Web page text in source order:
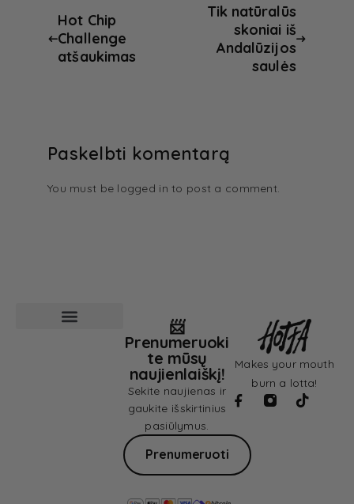
Hot Chip
Challenge
atšaukimas
Tik natūralūs
skoniai iš
Andalūzijos
saulės
Paskelbti komentarą
You must be logged in to post a comment.
Makes your mouth
burn a lotta!
📨
Prenumeruoki
te mūsų
naujienlaiškį!
Sekite naujienas ir
gaukite išskirtinius
pasiūlymus.
Prenumeruoti